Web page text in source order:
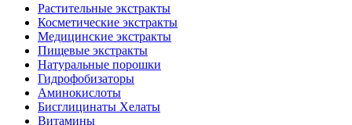
Растительные экстракты
Косметические экстракты
Медицинские экстракты
Пищевые экстракты
Натуральные порошки
Гидрофобизаторы
Аминокислоты
Бисглицинаты Хелаты
Витамины